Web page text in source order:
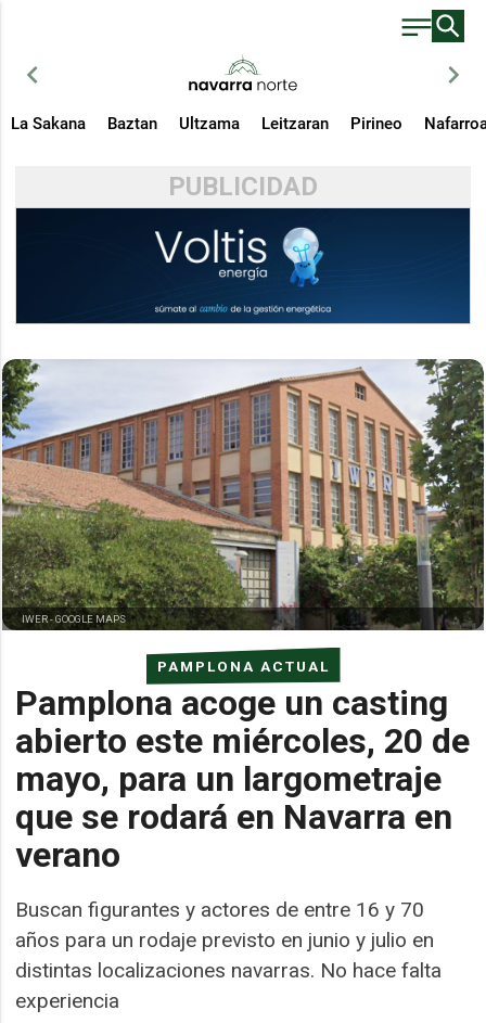
chevron_left chevron_right
La Sakana Baztan Ultzama Leitzaran Pirineo
PUBLICIDAD
PAMPLONA ACTUAL
Pamplona acoge un casting
abierto este miércoles, 20 de
mayo, para un largometraje
que se rodará en Navarra en
verano
Buscan figurantes y actores de entre 16 y 70
años para un rodaje previsto en junio y julio en
distintas localizaciones navarras. No hace falta
experiencia
IWER -GOOGLE MAPS